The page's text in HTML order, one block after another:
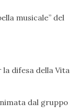
musicale” del
difesa della Vita
dal gruppo